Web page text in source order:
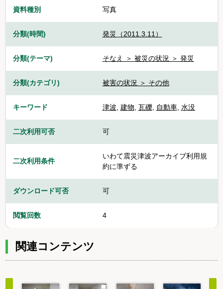
資料種別 写真
分類(時間) 発災（2011.3.11）
分類(テーマ) そなえ ＞ 被災の状況 ＞ 発災
分類(カテゴリ) 被害の状況 ＞ その他
キーワード 津波, 建物, 瓦礫, 自動車, 水没
二次利用可否 可
二次利用条件
いわて震災津波アーカイブ利用規
約に準ずる
ダウンロード可否 可
閲覧回数 4
関連コンテンツ